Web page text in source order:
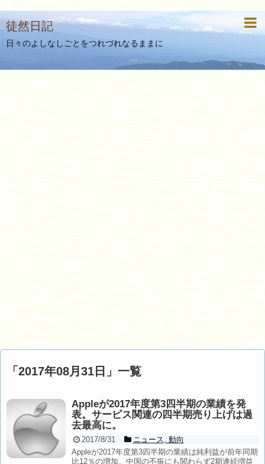
徒然日記
日々のよしなしごとをつれづれなるままに
「 2017年08月31日 」 一覧
Appleが2017年度第3四半期の業績を発
表。サービス関連の四半期売り上げは過
去最高に。
2017/8/31 ニュース
動向
Appleが2017年度第3四半期の業績は純利益が前年同期
比12％の増加。中国の不振にも関わらず2期連続増益